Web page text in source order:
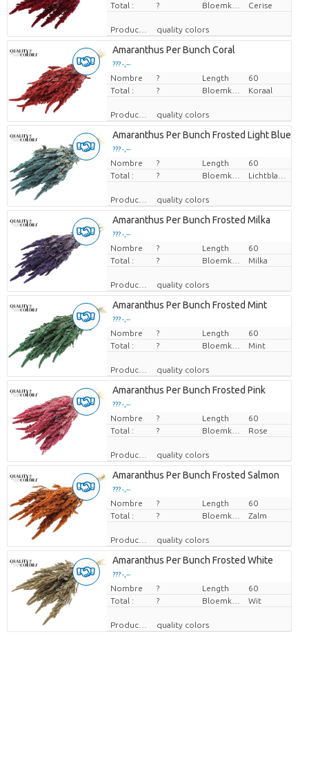
Total :
? Cerise
Producteur quality colors
Amaranthus Per Bunch Coral
??? -,--
Prix par pièce
Nombre ? Length
60
Total :
? Koraal
Producteur quality colors
Amaranthus Per Bunch Frosted Light Blue
??? -,--
Prix par pièce
Nombre ? Length
60
Total :
?
Producteur quality colors
Amaranthus Per Bunch Frosted Milka
??? -,--
Prix par pièce
Nombre ? Length
60
Total :
? Milka
Producteur quality colors
Amaranthus Per Bunch Frosted Mint
??? -,--
Prix par pièce
Nombre ? Length
60
Total :
? Mint
Producteur quality colors
Amaranthus Per Bunch Frosted Pink
??? -,--
Prix par pièce
Nombre ? Length
60
Total :
? Rose
Producteur quality colors
Amaranthus Per Bunch Frosted Salmon
??? -,--
Prix par pièce
Nombre ? Length
60
Total :
? Zalm
Producteur quality colors
Amaranthus Per Bunch Frosted White
??? -,--
Prix par pièce
Nombre ? Length
60
Total :
? Wit
Producteur quality colors